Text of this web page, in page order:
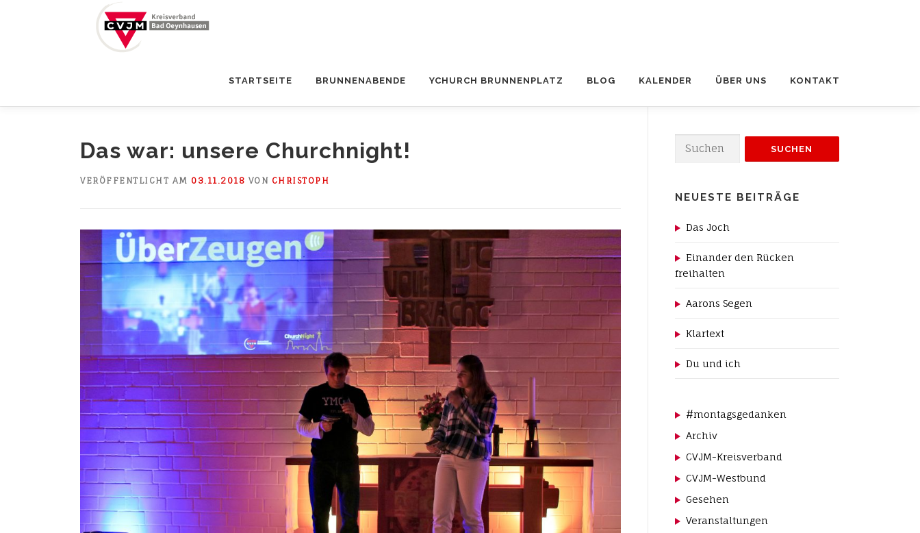
STARTSEITE BRUNNENABENDE YCHURCH BRUNNENPLATZ BLOG KALENDER ÜBER UNS KONTAKT
Das war: unsere Churchnight!
VERÖFFENTLICHT AM 03.11.2018 VON CHRISTOPH
Suchen
NEUESTE BEITRÄGE
Das Joch
Einander den Rücken
freihalten
Aarons Segen
Klartext
Du und ich
#montagsgedanken
Archiv
CVJM-Kreisverband
CVJM-Westbund
Gesehen
Veranstaltungen